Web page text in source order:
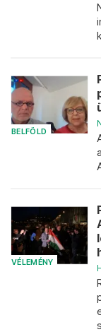
BELFÖLD
VÉLEMÉNY